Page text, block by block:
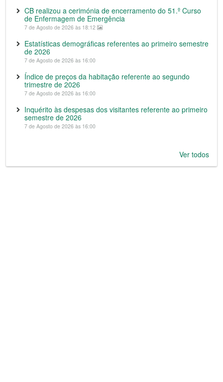
CB realizou a cerimónia de encerramento do 51.º Curso
de Enfermagem de Emergência
7 de Agosto de 2026 às 18:12
Estatísticas demográficas referentes ao primeiro semestre
de 2026
7 de Agosto de 2026 às 16:00
Índice de preços da habitação referente ao segundo
trimestre de 2026
7 de Agosto de 2026 às 16:00
Inquérito às despesas dos visitantes referente ao primeiro
semestre de 2026
7 de Agosto de 2026 às 16:00
Ver todos